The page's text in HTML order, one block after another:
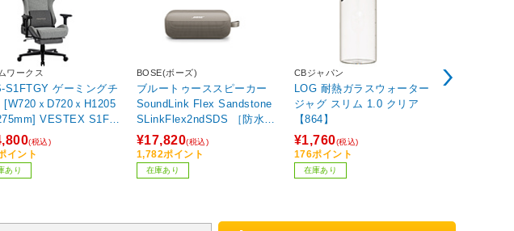
ワークス
S1FTGY ゲーミングチ
[W720ｘD720ｘH1205
VESTEX S1FT
ズ(フットレスト付き)
(税込)
イント
あり
BOSE(ボーズ)
ブルートゥーススピーカー
SoundLink Flex Sandstone
SLinkFlex2ndSDS ［防水 /
Bluetooth対応］
¥17,820(税込)
1,782ポイント
在庫あり
CBジャパン
LOG 耐熱ガラスウォーター
ジャグ スリム 1.0 クリア
【864】
¥1,760(税込)
176ポイント
在庫あり